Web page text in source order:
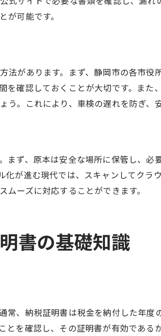
を行う方法
かかる時間は？
の対処法
トラブル事例
に知っておくべき納税証明書関連情報
を活用するには
意外なトラブル
静岡市の納税証明書取得のコツ
べきポイント
可能です。
があります。まず、静岡市の各市役
確認しておくことが大切です。また
。これにより、車検の遅れを防ぎ、
ず、原本は安全な場所に保管し、必
が進む現代では、スキャンしてクラ
ーズに対応することができます。
書の基礎知識
、納税証明書は税金を納付した年度
を確認し、その証明書が有効である